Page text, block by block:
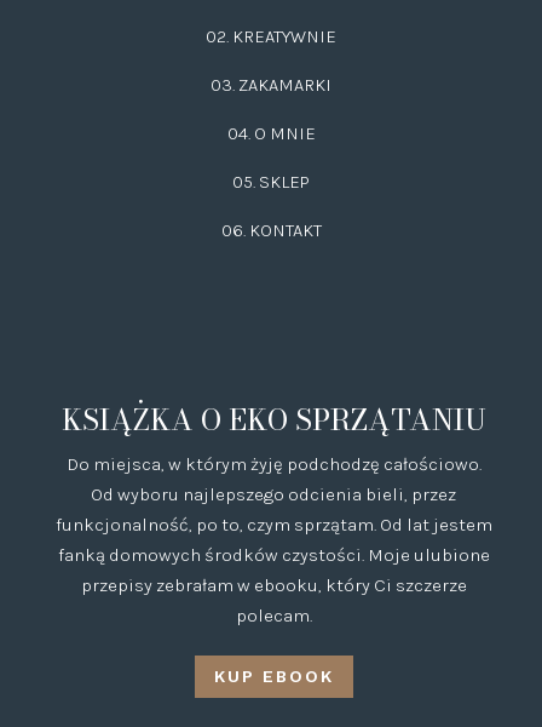
02. KREATYWNIE
03. ZAKAMARKI
04. O MNIE
05. SKLEP
06. KONTAKT
KSIĄŻKA O EKO SPRZĄTANIU
Do miejsca, w którym żyję podchodzę całościowo.
Od wyboru najlepszego odcienia bieli, przez
funkcjonalność, po to, czym sprzątam. Od lat jestem
fanką domowych środków czystości. Moje ulubione
przepisy zebrałam w ebooku, który Ci szczerze
polecam.
KUP EBOOK